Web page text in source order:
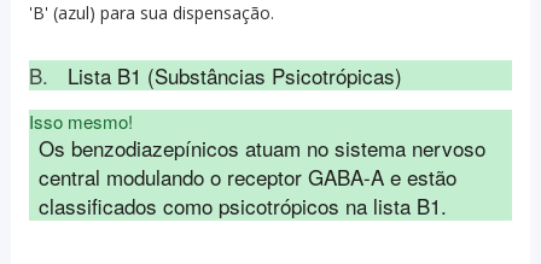
'B' (azul) para sua dispensação.
B. Lista B1 (Substâncias Psicotrópicas)
Isso mesmo!
Os benzodiazepínicos atuam no sistema nervoso
central modulando o receptor GABA-A e estão
classificados como psicotrópicos na lista B1.